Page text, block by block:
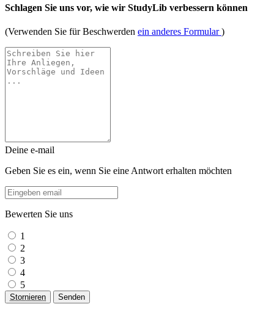
Schlagen Sie uns vor, wie wir StudyLib verbessern können
(Verwenden Sie für Beschwerden ein anderes Formular)
Deine e-mail
Geben Sie es ein, wenn Sie eine Antwort erhalten möchten
Bewerten Sie uns
1
2
3
4
5
Stornieren Senden